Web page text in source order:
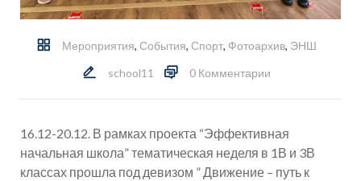
Мероприятия, События, Спорт, Фотоархив, ЭНШ
school11
0 Комментарии
16.12-20.12. В рамках проекта “Эффективная
начальная школа” тематическая неделя в 1В и 3В
классах прошла под девизом ” Движение – путь к